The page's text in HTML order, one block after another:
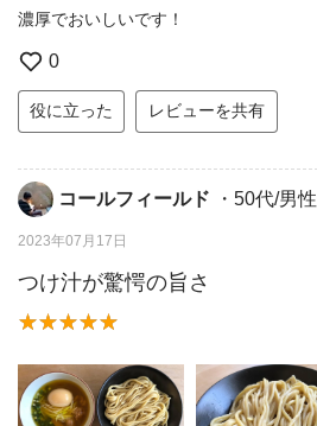
濃厚でおいしいです！
0
役に立った レビューを共有
コールフィールド ・50代/男性
2023年07月17日
つけ汁が驚愕の旨さ